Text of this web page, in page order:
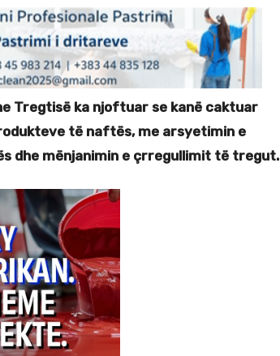
Tregtisë ka njoftuar se kanë caktuar
të naftës, me arsyetimin e
dhe mënjanimin e çrregullimit të tregut.